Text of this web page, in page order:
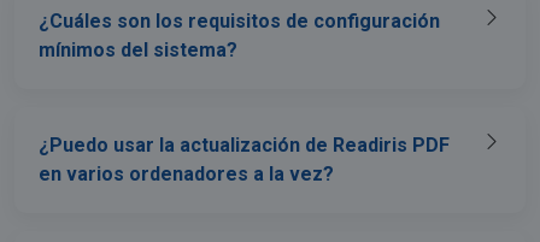
¿Cuáles son los requisitos de configuración
mínimos del sistema?
¿Puedo usar la actualización de Readiris PDF
en varios ordenadores a la vez?